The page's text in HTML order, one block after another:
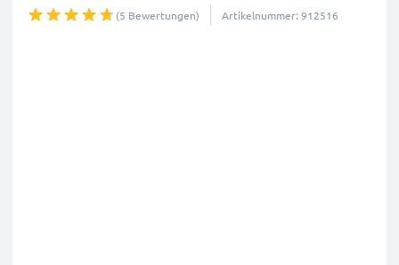
(5 Bewertungen) Artikelnummer: 912516